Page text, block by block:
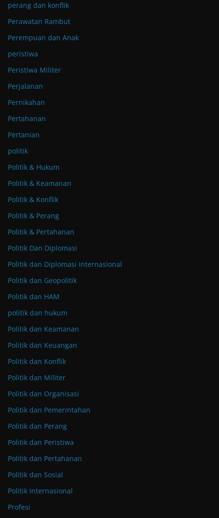
perang dan konflik
Perawatan Rambut
Perempuan dan Anak
peristiwa
Peristiwa Militer
Perjalanan
Pernikahan
Pertahanan
Pertanian
politik
Politik & Hukum
Politik & Keamanan
Politik & Konflik
Politik & Perang
Politik & Pertahanan
Politik Dan Diplomasi
Politik dan Diplomasi Internasional
Politik dan Geopolitik
Politik dan HAM
politik dan hukum
Politik dan Keamanan
Politik dan Keuangan
Politik dan Konflik
Politik dan Militer
Politik dan Organisasi
Politik dan Pemerintahan
Politik dan Perang
Politik dan Peristiwa
Politik dan Pertahanan
Politik dan Sosial
Politik Internasional
Profesi